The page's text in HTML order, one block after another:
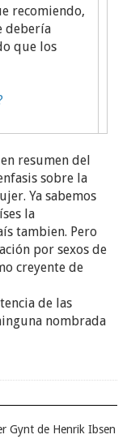
recomiendo,
debería
que los
comenzó a
Company
una planta
salario que
ganaba
15 hombres
hombre peor
mejor
fábrica como
de los
resumen del
sobre la
Ya sabemos
la
tambien. Pero
por sexos de
creyente de
de las
nombrada
Gynt de Henrik Ibsen